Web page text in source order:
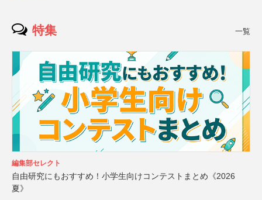
特集 一覧
編集部セレクト
自由研究にもおすすめ！小学生向けコンテストまとめ《2026
夏》